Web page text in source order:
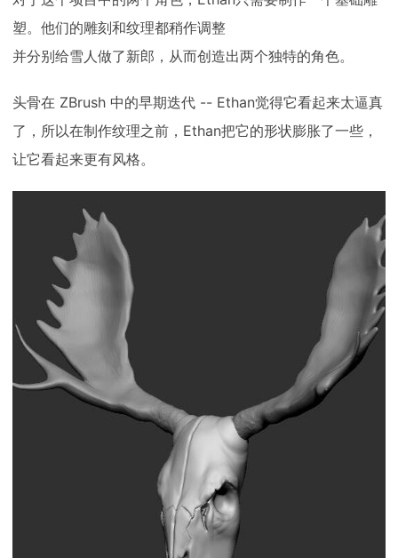
塑。他们的雕刻和纹理都稍作调整
并分别给雪人做了新郎，从而创造出两个独特的角色。
头骨在 ZBrush 中的早期迭代 -- Ethan觉得它看起来太逼真
了，所以在制作纹理之前，Ethan把它的形状膨胀了一些，
让它看起来更有风格。